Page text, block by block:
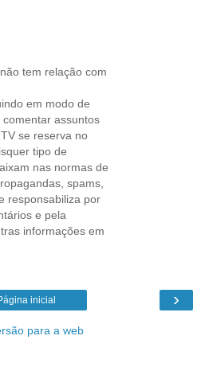
tem relação com
em modo de
assuntos
se reserva no
tipo de
nas normas de
spams,
responsabiliza por
e pela
informações em
›
inicial
para a web